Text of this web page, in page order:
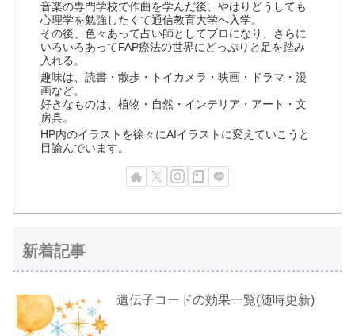
音楽の専門学校で作曲を学んだ後、やはりどうしても
心理学を勉強したくて通信教育大学へ入学。
その後、色々あって占い師としてプロになり、さらに
いろいろあってFAP療法の世界にどっぷりと足を踏み
入れる。
趣味は、読書・散歩・トイカメラ・映画・ドラマ・漫
画など。
好きなものは、植物・自然・インテリア・アート・文
房具。
HP内のイラストを徐々にAIイラストに変えていこうと
目論んでいます。
新着記事
遺伝子コードの効果一覧(随時更新)